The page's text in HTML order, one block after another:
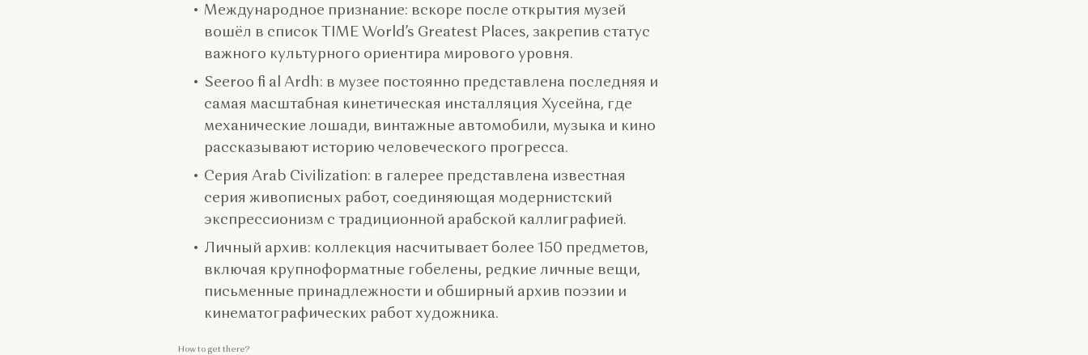
Международное признание: вскоре после открытия музей
вошёл в список TIME World’s Greatest Places, закрепив статус
важного культурного ориентира мирового уровня.
Seeroo fi al Ardh: в музее постоянно представлена последняя и
самая масштабная кинетическая инсталляция Хусейна, где
механические лошади, винтажные автомобили, музыка и кино
рассказывают историю человеческого прогресса.
Серия Arab Civilization: в галерее представлена известная
серия живописных работ, соединяющая модернистский
экспрессионизм с традиционной арабской каллиграфией.
Личный архив: коллекция насчитывает более 150 предметов,
включая крупноформатные гобелены, редкие личные вещи,
письменные принадлежности и обширный архив поэзии и
кинематографических работ художника.
How to get there?